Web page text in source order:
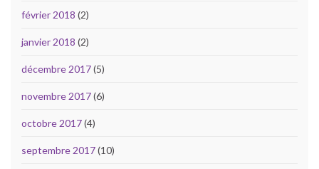
février 2018 (2)
janvier 2018 (2)
décembre 2017(5)
novembre 2017(6)
octobre 2017(4)
septembre 2017(10)